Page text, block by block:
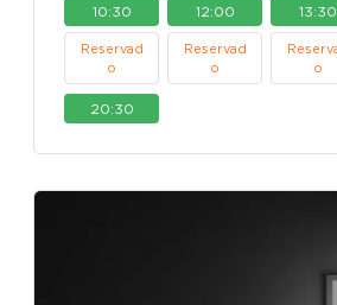
10:30 12:00 13:30
Reservad
o
Reservad
o
o
20:30